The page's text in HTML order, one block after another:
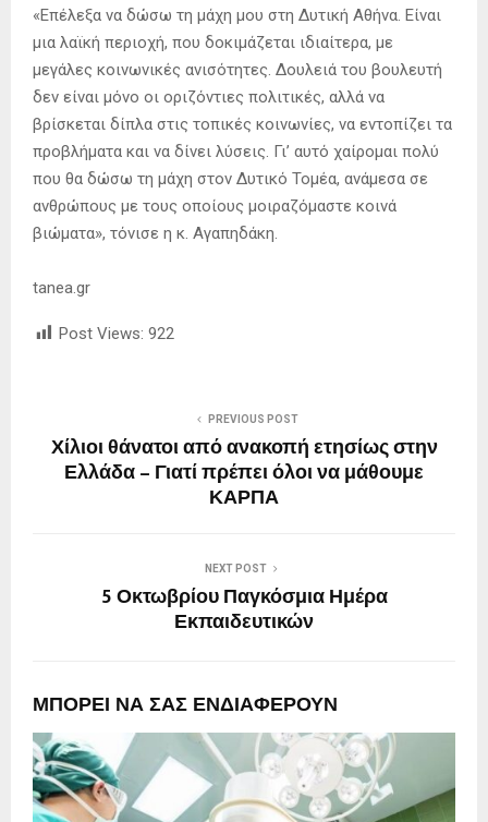
«Επέλεξα να δώσω τη μάχη μου στη Δυτική Αθήνα. Είναι
μια λαϊκή περιοχή, που δοκιμάζεται ιδιαίτερα, με
μεγάλες κοινωνικές ανισότητες. Δουλειά του βουλευτή
δεν είναι μόνο οι οριζόντιες πολιτικές, αλλά να
βρίσκεται δίπλα στις τοπικές κοινωνίες, να εντοπίζει τα
προβλήματα και να δίνει λύσεις. Γι’ αυτό χαίρομαι πολύ
που θα δώσω τη μάχη στον Δυτικό Τομέα, ανάμεσα σε
ανθρώπους με τους οποίους μοιραζόμαστε κοινά
βιώματα», τόνισε η κ. Αγαπηδάκη.
tanea.gr
Post Views: 922
PREVIOUS POST
Χίλιοι θάνατοι από ανακοπή ετησίως στην
Ελλάδα – Γιατί πρέπει όλοι να μάθουμε
ΚΑΡΠΑ
NEXT POST
5 Οκτωβρίου Παγκόσμια Ημέρα
Εκπαιδευτικών
ΜΠΟΡΕΙ ΝΑ ΣΑΣ ΕΝΔΙΑΦΕΡΟΥΝ